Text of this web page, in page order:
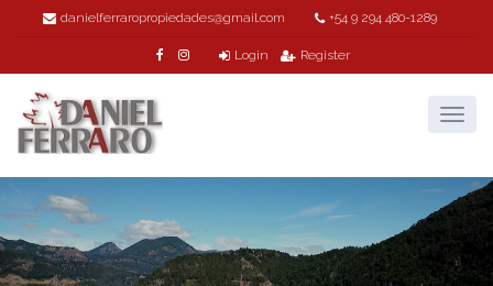
danielferraropropiedades@gmail.com +54 9 294 480-1289
Login Register